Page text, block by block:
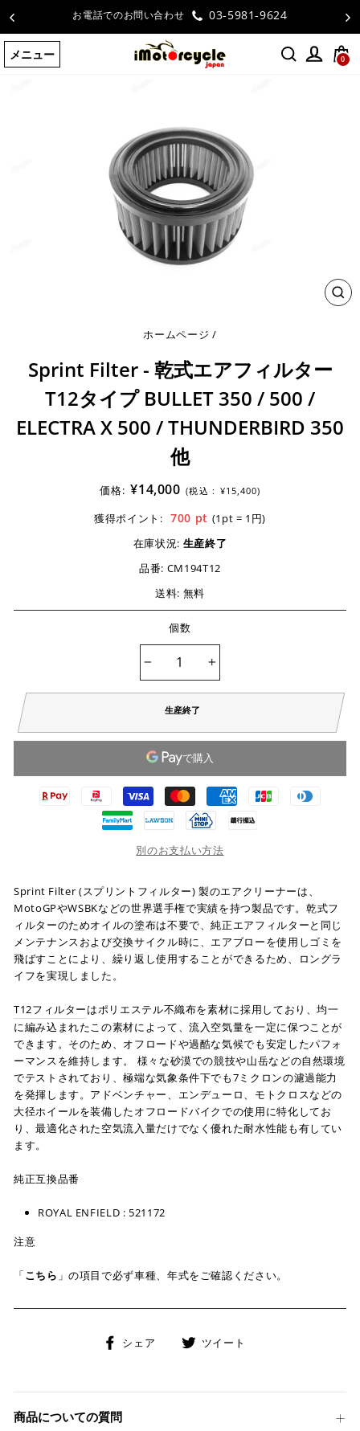
テ
ン
お電話でのお問い合わせ 03-5981-9624
メニュー 0
閉
ホームページ /
Sprint Filter - 乾式エアフィルター
T12タイプ BULLET 350 / 500 /
ELECTRA X 500 / THUNDERBIRD 350
他
価格: ¥14,000 (税込 : ¥15,400)
獲得ポイント: 700 pt (1pt = 1円)
在庫状況: 生産終了
品番: CM194T12
送料: 無料
個数
生産終了
別のお支払い方法
Sprint Filter (スプリントフィルター) 製のエアクリーナーは、
MotoGPやWSBKなどの世界選手権で実績を持つ製品です。乾式フ
ィルターのためオイルの塗布は不要で、純正エアフィルターと同じ
メンテナンスおよび交換サイクル時に、エアブローを使用しゴミを
飛ばすことにより、繰り返し使用することができるため、ロングラ
イフを実現しました。
T12フィルターはポリエステル不織布を素材に採用しており、均一
に編み込まれたこの素材によって、流入空気量を一定に保つことが
できます。そのため、オフロードや過酷な気候でも安定したパフォ
ーマンスを維持します。 様々な砂漠での競技や山岳などの自然環境
でテストされており、極端な気象条件下でも7ミクロンの濾過能力
を発揮します。アドベンチャー、エンデューロ、モトクロスなどの
大径ホイールを装備したオフロードバイクでの使用に特化してお
り、最適化された空気流入量だけでなく優れた耐水性能も有してい
ます。
純正互換品番
ROYAL ENFIELD : 521172
注意
「こちら 」の項目で必ず車種、年式をご確認ください。
シェア
Facebook
ェ
ツイート
稿
商品についての質問